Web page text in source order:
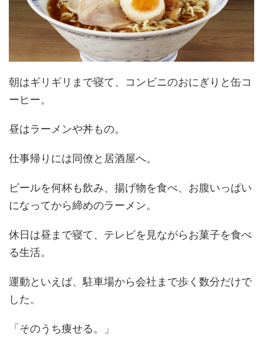
朝はギリギリまで寝て、コンビニのおにぎりと缶コ
ーヒー。
昼はラーメンや丼もの。
仕事帰りには同僚と居酒屋へ。
ビールを何杯も飲み、揚げ物を食べ、お腹いっぱい
になってから締めのラーメン。
休日は昼まで寝て、テレビを見ながらお菓子を食べ
る生活。
運動といえば、駐車場から会社まで歩く数分だけで
した。
「そのうち痩せる。」